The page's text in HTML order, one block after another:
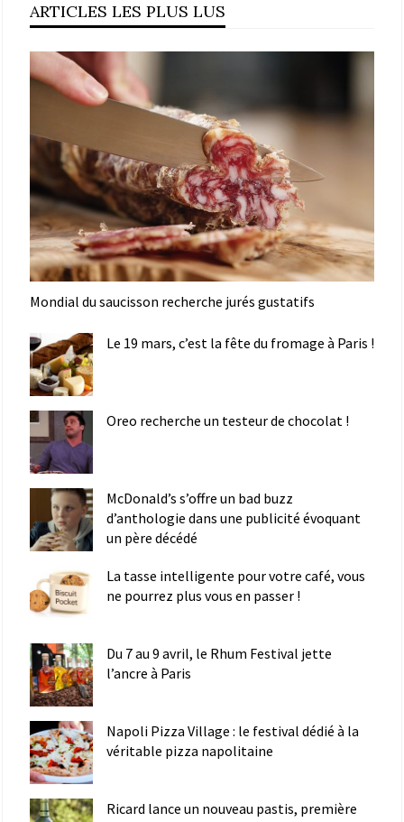
ARTICLES LES PLUS LUS
Mondial du saucisson recherche jurés gustatifs
Le 19 mars, c’est la fête du fromage à Paris !
Oreo recherche un testeur de chocolat !
McDonald’s s’offre un bad buzz
d’anthologie dans une publicité évoquant
un père décédé
La tasse intelligente pour votre café, vous
ne pourrez plus vous en passer !
Du 7 au 9 avril, le Rhum Festival jette
l’ancre à Paris
Napoli Pizza Village : le festival dédié à la
véritable pizza napolitaine
Ricard lance un nouveau pastis, première